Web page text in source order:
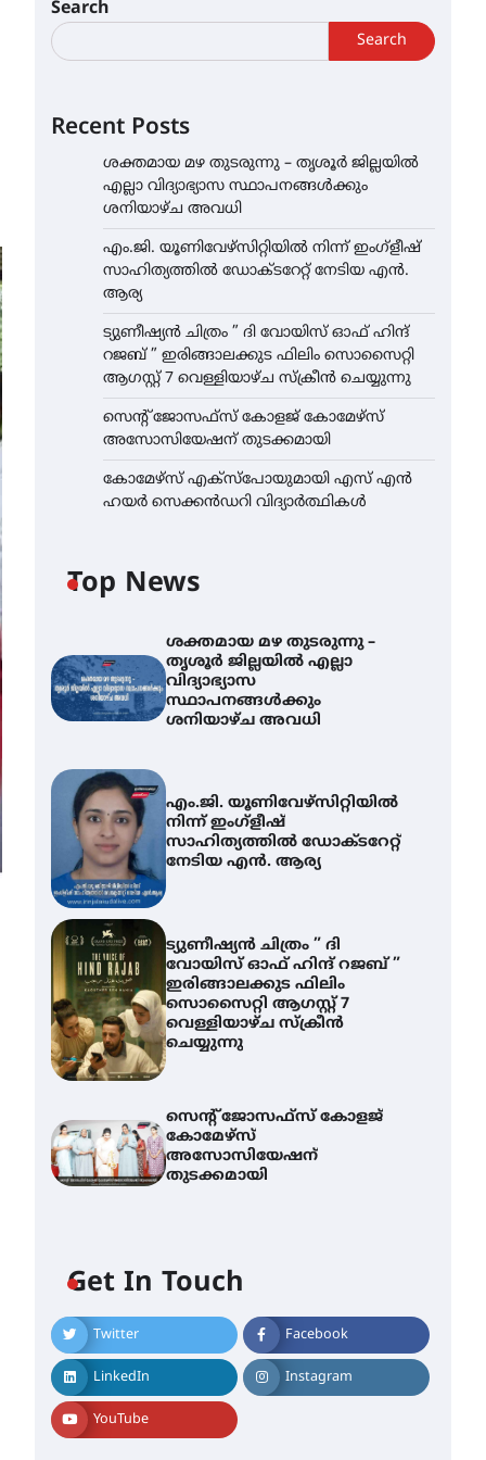
Search
Search
Recent Posts
ശക്തമായ മഴ തുടരുന്നു – തൃശൂർ ജില്ലയിൽ
എല്ലാ വിദ്യാഭ്യാസ സ്ഥാപനങ്ങൾക്കും
ശനിയാഴ്ച അവധി
എം.ജി. യൂണിവേഴ്‌സിറ്റിയിൽ നിന്ന് ഇംഗ്ളീഷ്
സാഹിത്യത്തിൽ ഡോക്ടറേറ്റ് നേടിയ എൻ.
ആര്യ
ട്യുണീഷ്യൻ ചിത്രം ” ദി വോയിസ് ഓഫ് ഹിന്ദ്
റജബ് ” ഇരിങ്ങാലക്കുട ഫിലിം സൊസൈറ്റി
ആഗസ്റ്റ് 7 വെള്ളിയാഴ്ച സ്‌ക്രീൻ ചെയ്യുന്നു
സെന്റ് ജോസഫ്സ് കോളജ് കോമേഴ്‌സ്
അസോസിയേഷന് തുടക്കമായി
കോമേഴ്സ് എക്സ്പോയുമായി എസ് എൻ
ഹയർ സെക്കൻഡറി വിദ്യാർത്ഥികൾ
Top News
ശക്തമായ മഴ തുടരുന്നു –
തൃശൂർ ജില്ലയിൽ എല്ലാ
വിദ്യാഭ്യാസ
സ്ഥാപനങ്ങൾക്കും
ശനിയാഴ്ച അവധി
എം.ജി. യൂണിവേഴ്‌സിറ്റിയിൽ
നിന്ന് ഇംഗ്ളീഷ്
സാഹിത്യത്തിൽ ഡോക്ടറേറ്റ്
നേടിയ എൻ. ആര്യ
ട്യുണീഷ്യൻ ചിത്രം ” ദി
വോയിസ് ഓഫ് ഹിന്ദ് റജബ് ”
ഇരിങ്ങാലക്കുട ഫിലിം
സൊസൈറ്റി ആഗസ്റ്റ് 7
വെള്ളിയാഴ്ച സ്‌ക്രീൻ
ചെയ്യുന്നു
സെന്റ് ജോസഫ്സ് കോളജ്
കോമേഴ്‌സ്
അസോസിയേഷന്
തുടക്കമായി
Get In Touch
Twitter Facebook
LinkedIn Instagram
YouTube
എം.ജി. യൂണിവേഴ്‌സിറ്റിയിൽ
നിന്ന് ഇംഗ്ളീഷ്
സാഹിത്യത്തിൽ ഡോക്ടറേറ്റ്
നേടിയ എൻ. ആര്യ